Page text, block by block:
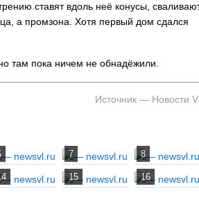
ставят вдоль неё конусы,
а промзона. Хотя первый дом сдался
там пока ничем не обнадёжили.
Источник — Новости